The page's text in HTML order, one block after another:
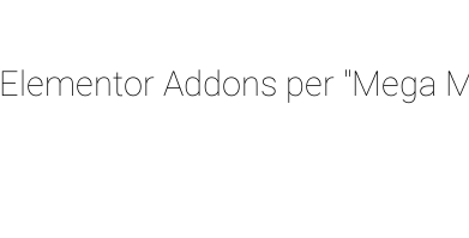
Elementor Addons per "Mega